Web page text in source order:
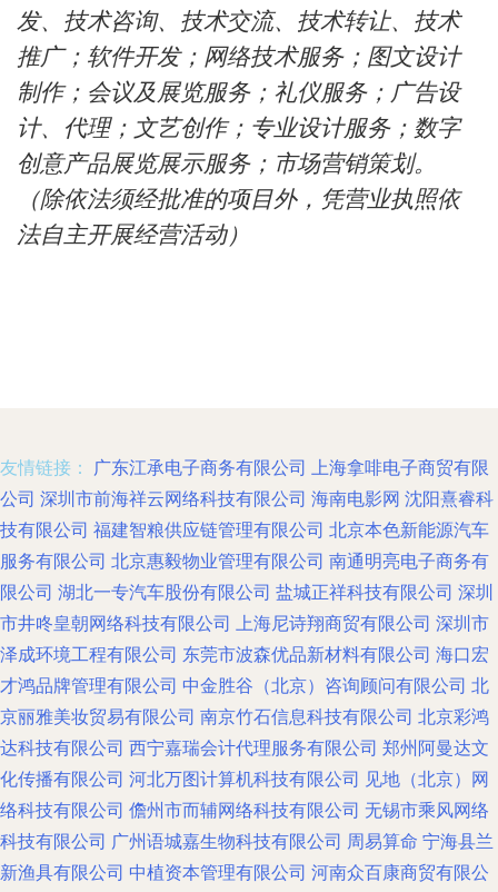
发、技术咨询、技术交流、技术转让、技术
推广；软件开发；网络技术服务；图文设计
制作；会议及展览服务；礼仪服务；广告设
计、代理；文艺创作；专业设计服务；数字
创意产品展览展示服务；市场营销策划。
（除依法须经批准的项目外，凭营业执照依
法自主开展经营活动）
友情链接： 广东江承电子商务有限公司 上海拿啡电子商贸有限
公司 深圳市前海祥云网络科技有限公司 海南电影网 沈阳熹睿科
技有限公司 福建智粮供应链管理有限公司 北京本色新能源汽车
服务有限公司 北京惠毅物业管理有限公司 南通明亮电子商务有
限公司 湖北一专汽车股份有限公司 盐城正祥科技有限公司 深圳
市井咚皇朝网络科技有限公司 上海尼诗翔商贸有限公司 深圳市
泽成环境工程有限公司 东莞市波森优品新材料有限公司 海口宏
才鸿品牌管理有限公司 中金胜谷（北京）咨询顾问有限公司 北
京丽雅美妆贸易有限公司 南京竹石信息科技有限公司 北京彩鸿
达科技有限公司 西宁嘉瑞会计代理服务有限公司 郑州阿曼达文
化传播有限公司 河北万图计算机科技有限公司 见地（北京）网
络科技有限公司 儋州市而辅网络科技有限公司 无锡市乘风网络
科技有限公司 广州语城嘉生物科技有限公司 周易算命 宁海县兰
新渔具有限公司 中植资本管理有限公司 河南众百康商贸有限公